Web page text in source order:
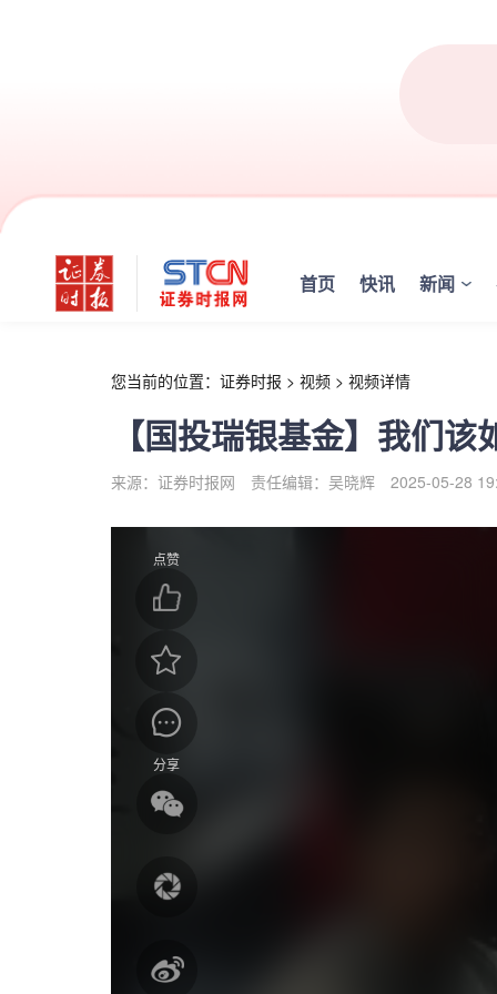
首页 快讯 新闻
您当前的位置： 证券时报 > 视频 > 视频详情
【国投瑞银基金】我们
来源：证券时报网 责任编辑：吴晓辉 2025-05-28
点赞
分享